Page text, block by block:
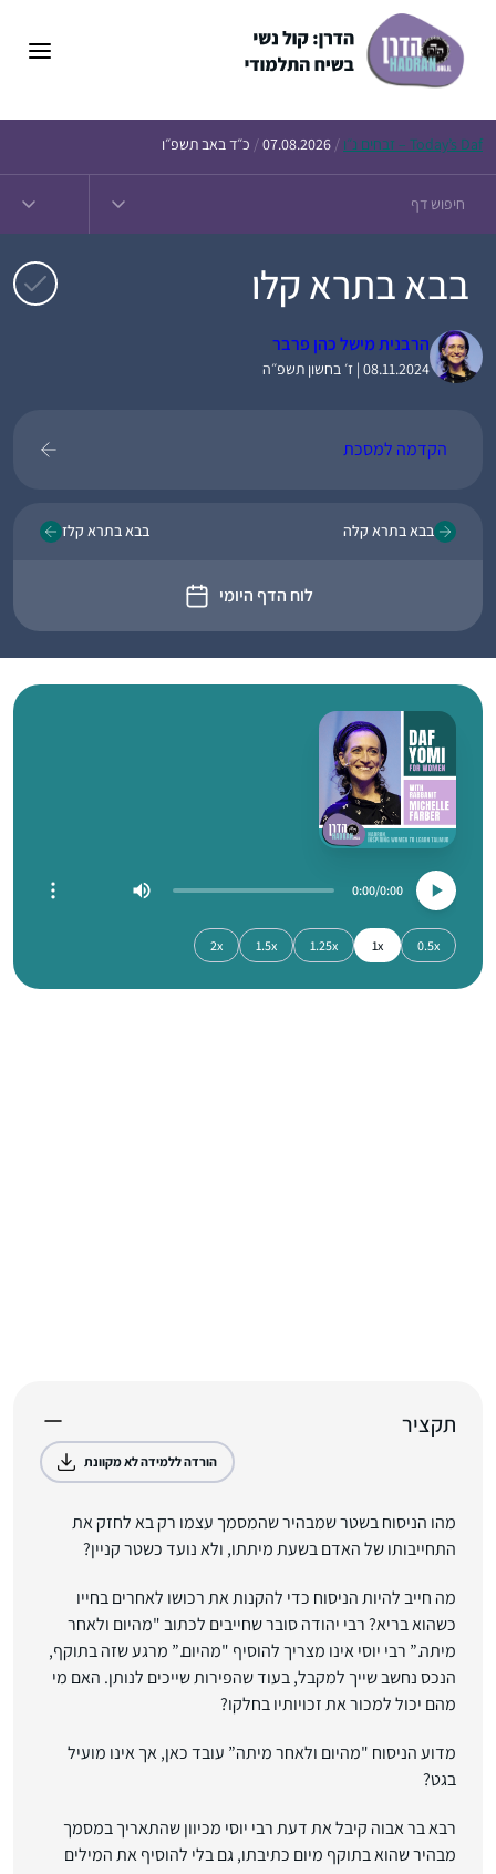
Today’s Daf – זבחים נ״ו /
07.08.2026
/ כ״ד באב תשפ״ו
בבא בתרא קלו
הרבנית מישל כהן פרבר
08.11.2024 | ז׳ בחשון תשפ״ה
הקדמה למסכת
בבא בתרא קלה
לוח הדף היומי
בבא בתרא קלז
0:00
0:00
0.5x
1x
1.25x
1.5x
2x
תקציר
הורדה ללמידה לא מקוונת
מהו הניסוח בשטר שמבהיר שהמסמך עצמו רק בא לחזק את
התחייבותו של האדם בשעת מיתתו, ולא נועד כשטר קניין?
מה חייב להיות הניסוח כדי להקנות את רכושו לאחרים בחייו
כשהוא בריא? רבי יהודה סובר שחייבים לכתוב "מהיום ולאחר
מיתה.” רבי יוסי אינו מצריך להוסיף "מהיום.” מרגע שזה בתוקף,
הנכס נחשב שייך למקבל, בעוד שהפירות שייכים לנותן. האם מי
מהם יכול למכור את זכויותיו בחלקו?
מדוע הניסוח "מהיום ולאחר מיתה” עובד כאן, אך אינו מועיל
בגט?
רבא בר אבוה קיבל את דעת רבי יוסי מכיוון שהתאריך במסמך
מבהיר שהוא בתוקף מיום כתיבתו, גם בלי להוסיף את המילים